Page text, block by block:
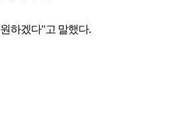
하겠다"고 말했다.